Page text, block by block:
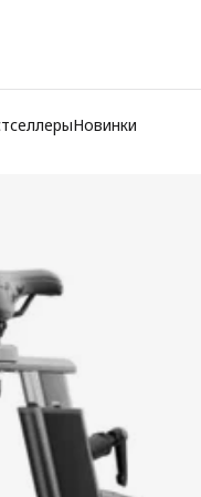
Новинки